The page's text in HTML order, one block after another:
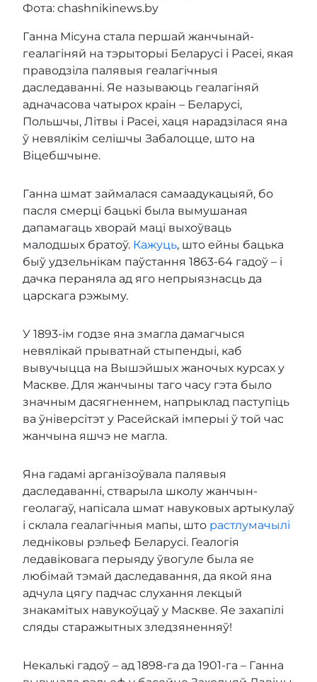
Фота: chashnikinews.by
Ганна Місуна стала першай жанчынай-
геалагіняй на тэрыторыі Беларусі і Расеі, якая
праводзіла палявыя геалагічныя
даследаванні. Яе называюць геалагіняй
адначасова чатырох краін – Беларусі,
Польшчы, Літвы і Расеі, хаця нарадзілася яна
ў невялікім селішчы Забалоцце, што на
Віцебшчыне.
Ганна шмат займалася самаадукацыяй, бо
пасля смерці бацькі была вымушаная
дапамагаць хворай маці выхоўваць
малодшых братоў. Кажуць, што ейны бацька
быў удзельнікам паўстання 1863-64 гадоў – і
дачка пераняла ад яго непрыязнасць да
царскага рэжыму.
У 1893-ім годзе яна змагла дамагчыся
невялікай прыватнай стыпендыі, каб
вывучыцца на Вышэйшых жаночых курсах у
Маскве. Для жанчыны таго часу гэта было
значным дасягненнем, напрыклад паступіць
ва ўніверсітэт у Расейскай імперыі ў той час
жанчына яшчэ не магла.
Яна гадамі арганізоўвала палявыя
даследаванні, стварыла школу жанчын-
геолагаў, напісала шмат навуковых артыкулаў
і склала геалагічныя мапы, што растлумачылі
ледніковы рэльеф Беларусі. Геалогія
ледавіковага перыяду ўвогуле была яе
любімай тэмай даследавання, да якой яна
адчула цягу падчас слухання лекцый
знакамітых навукоўцаў у Маскве. Яе захапілі
сляды старажытных зледзяненняў!
Некалькі гадоў – ад 1898-га да 1901-га – Ганна